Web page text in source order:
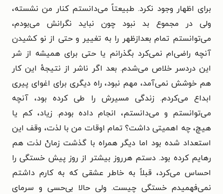
برای اظهار وجود نکرد. طبیعتاً می‌دانستم کنار من نشسته،
ولی در مجموع بد نبود چون نباید نگرانش می‌بودم،
می‌توانستم تمام بعدازظهر را به تغییر و حتی از نو کشیدن
آنچه راضی‌ام نمی‌کرد بگذرانم یا حتی برای همیشه از شر
این دردسر خلاص می‌شدم. بعد اگر ناشر از نتیجهٔ این کار
هم خوشش نمی‌آمد، مهم نبود، راه دیگری برای اغوای پیری
ابداع می‌کردم. زندگی مسیرش را طی کرده بود، آنچه
می‌توانستم و می‌دانستم، انجام داده بودم. زیاد، کم یا
هیچ، چه اهمیتی داشت؟ تمام اوقات من با لذت، وقف این
استعداد شده بود اما دیگر همراه با گذشت زمانْ لذت هم
رهایم کرده بود. دستم هرروز بیشتر از روز پیش خستگی را
احساس می‌کرد، قبلاً به خاطر عشقی که به کارم داشتم
نمی‌فهمیدم خستگی چیست. ولی حالا بی‌حسی و سرمای